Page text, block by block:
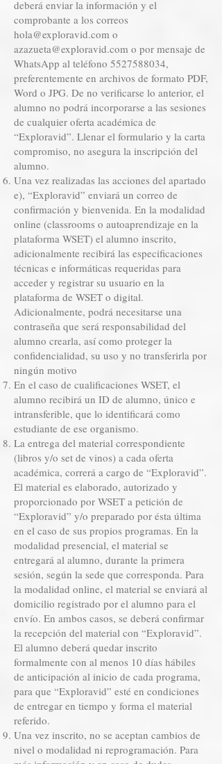
deberá enviar la información y el
comprobante a los correos
hola@exploravid.com o
azazueta@exploravid.com o por mensaje de
WhatsApp al teléfono 5527588034,
preferentemente en archivos de formato PDF,
Word o JPG. De no verificarse lo anterior, el
alumno no podrá incorporarse a las sesiones
de cualquier oferta académica de
“Exploravid”. Llenar el formulario y la carta
compromiso, no asegura la inscripción del
alumno.
Una vez realizadas las acciones del apartado
e), “Exploravid” enviará un correo de
confirmación y bienvenida. En la modalidad
online (classrooms o autoaprendizaje en la
plataforma WSET) el alumno inscrito,
adicionalmente recibirá las especificaciones
técnicas e informáticas requeridas para
acceder y registrar su usuario en la
plataforma de WSET o digital.
Adicionalmente, podrá necesitarse una
contraseña que será responsabilidad del
alumno crearla, así como proteger la
confidencialidad, su uso y no transferirla por
ningún motivo
En el caso de cualificaciones WSET, el
alumno recibirá un ID de alumno, único e
intransferible, que lo identificará como
estudiante de ese organismo.
La entrega del material correspondiente
(libros y/o set de vinos) a cada oferta
académica, correrá a cargo de “Exploravid”.
El material es elaborado, autorizado y
proporcionado por WSET a petición de
“Exploravid” y/o preparado por ésta última
en el caso de sus propios programas. En la
modalidad presencial, el material se
entregará al alumno, durante la primera
sesión, según la sede que corresponda. Para
la modalidad online, el material se enviará al
domicilio registrado por el alumno para el
envío. En ambos casos, se deberá confirmar
la recepción del material con “Exploravid”.
El alumno deberá quedar inscrito
formalmente con al menos 10 días hábiles
de anticipación al inicio de cada programa,
para que “Exploravid” esté en condiciones
de entregar en tiempo y forma el material
referido.
Una vez inscrito, no se aceptan cambios de
nivel o modalidad ni reprogramación. Para